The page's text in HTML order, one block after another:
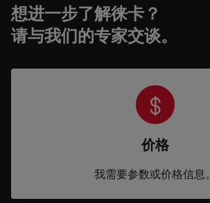
想进一步了解徕卡？
请与我们的专家交谈。
价格
我需要参数或价格信息。